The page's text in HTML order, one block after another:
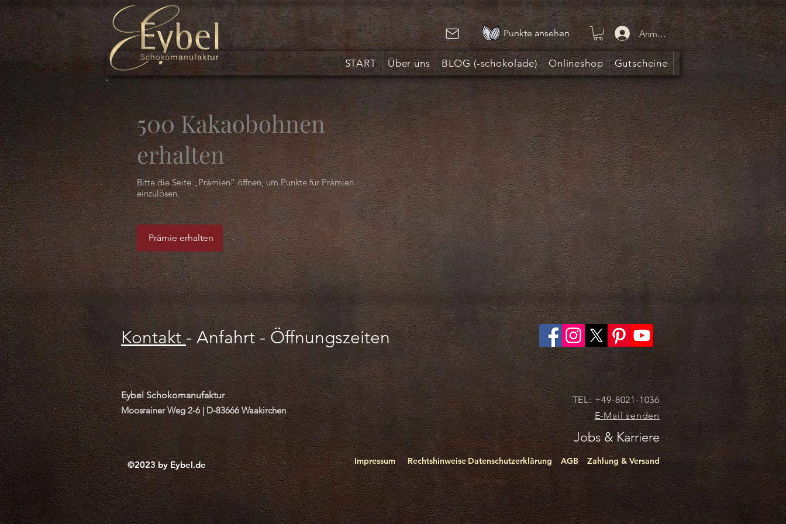
Punkte ansehen Anmelden
START Über uns BLOG (-schokolade) Onlineshop Gutscheine
500 Kakaobohnen
erhalten
Bitte die Seite „Prämien“ öffnen, um Punkte für Prämien
einzulösen.
Prämie erhalten
Kontakt-Anfahrt-Öffnungszeiten
Eybel Schokomanufaktur
Moosrainer Weg 2-6 | D-83666 Waakirchen
©2023 by Eybel.de
TEL: +49-8021-1036
E-Mail senden
Jobs & Karriere
Impressum Rechtshinweise Datenschutzerklärung AGB Zahlung & Versand